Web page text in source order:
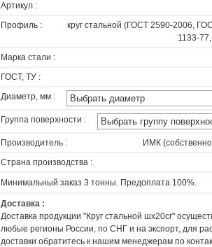
Артикул :
Профиль :
круг стальной (ГОСТ 2590-2006,
1133-
Марка стали :
ГОСТ, ТУ :
Диаметр, мм :
Группа поверхности :
Производитель :
ИМК
Страна производства :
Минимальный заказ 3 тонны. Предоплата 100%.
Доставка :
Доставка продукции "Круг стальной шх20сг"
любые регионы России, по СНГ и на экспорт, для
доставки обратитесь к нашим менеджерам по